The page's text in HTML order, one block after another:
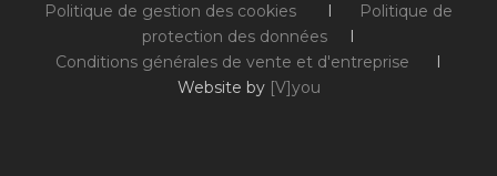
Politique de gestion des cookies I
Politique de
protection des données I
Conditions générales de vente et d'entreprise I
Website by [V]you